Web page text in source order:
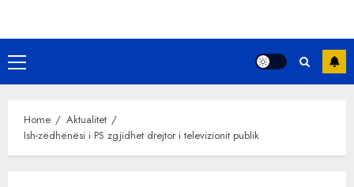
Primary
Menu
Home
Aktualitet
Ish-zëdhënësi i PS zgjidhet drejtor i televizionit publik